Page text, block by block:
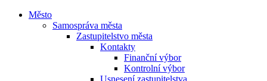
Město
Samospráva města
Zastupitelstvo města
Kontakty
Finanční výbor
Kontrolní výbor
Usnesení zastupitelstva